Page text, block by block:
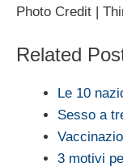
Photo Credit |
Related
Le 10
Sesso a
3 motivi